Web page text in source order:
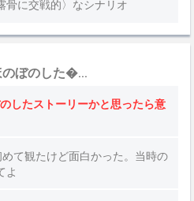
のぼのした�...
したストーリーかと思ったら意
て観たけど面白かった。当時の
よ